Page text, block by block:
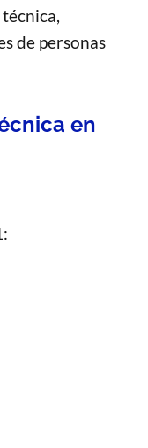
de personas
en